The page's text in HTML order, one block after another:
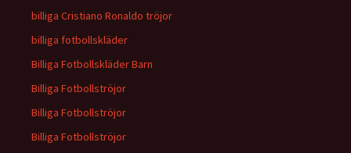
billiga Cristiano Ronaldo tröjor
billiga fotbollskläder
Billiga Fotbollskläder Barn
Billiga Fotbollströjor
Billiga Fotbollströjor
Billiga Fotbollströjor